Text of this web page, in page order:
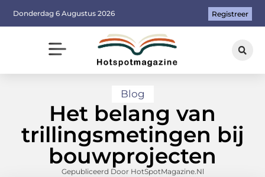
Donderdag 6 Augustus 2026 Registreer
Blog
Het belang van
trillingsmetingen bij
bouwprojecten
Gepubliceerd Door HotSpotMagazine.nl